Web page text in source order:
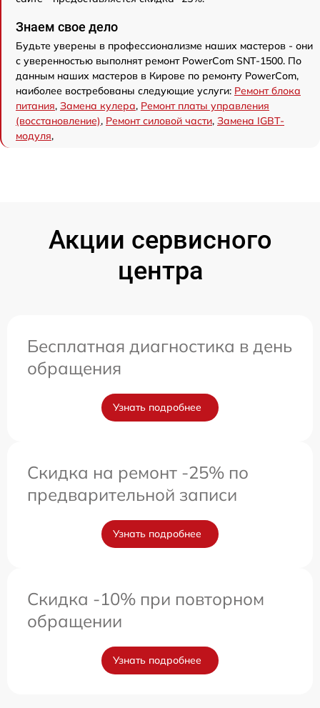
Знаем свое дело
Будьте уверены в профессионализме наших мастеров - они
с уверенностью выполнят ремонт PowerCom SNT-1500. По
данным наших мастеров в Кирове по ремонту PowerCom,
наиболее востребованы следующие услуги: Ремонт блока
питания, Замена кулера, Ремонт платы управления
(восстановление), Ремонт силовой части, Замена IGBT-
модуля,
Акции сервисного
центра
Бесплатная диагностика в день
обращения
Узнать подробнее
Скидка на ремонт -25% по
предварительной записи
Узнать подробнее
Скидка -10% при повторном
обращении
Узнать подробнее